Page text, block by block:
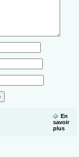
En
savoir
plus